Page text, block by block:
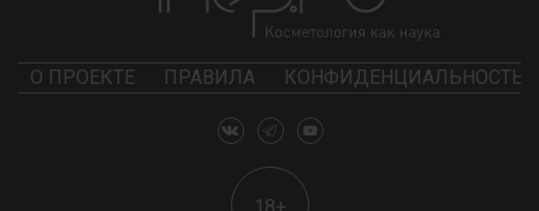
О ПРОЕКТЕ ПРАВИЛА КОНФИДЕНЦИАЛЬНОСТЬ